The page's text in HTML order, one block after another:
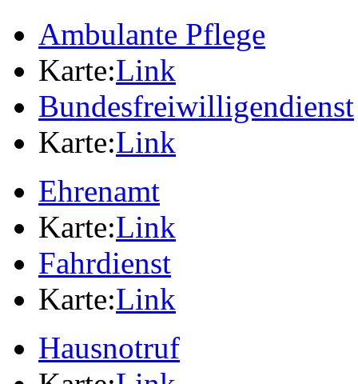
Ambulante Pflege
Karte:Link
Bundesfreiwilligendienst
Karte:Link
Ehrenamt
Karte:Link
Fahrdienst
Karte:Link
Hausnotruf